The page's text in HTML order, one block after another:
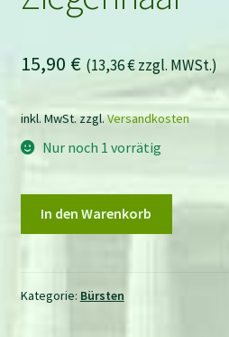
15,90 € (13,36€zzgl. MWSt.)
inkl. MwSt.zzgl.Versandkosten
Nur noch 1 vorrätig
Menge
In den Warenkorb
Kategorie: Bürsten